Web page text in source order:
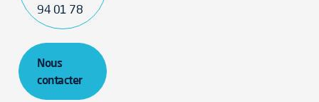
94 01 78
Nous
contacter